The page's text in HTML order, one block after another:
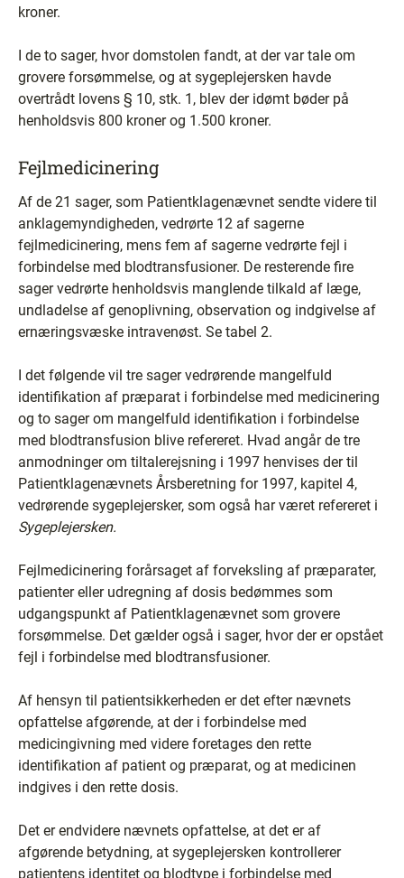
kroner.
I de to sager, hvor domstolen fandt, at der var tale om
grovere forsømmelse, og at sygeplejersken havde
overtrådt lovens § 10, stk. 1, blev der idømt bøder på
henholdsvis 800 kroner og 1.500 kroner.
Fejlmedicinering
Af de 21 sager, som Patientklagenævnet sendte videre til
anklagemyndigheden, vedrørte 12 af sagerne
fejlmedicinering, mens fem af sagerne vedrørte fejl i
forbindelse med blodtransfusioner. De resterende fire
sager vedrørte henholdsvis manglende tilkald af læge,
undladelse af genoplivning, observation og indgivelse af
ernæringsvæske intravenøst. Se tabel 2.
I det følgende vil tre sager vedrørende mangelfuld
identifikation af præparat i forbindelse med medicinering
og to sager om mangelfuld identifikation i forbindelse
med blodtransfusion blive refereret. Hvad angår de tre
anmodninger om tiltalerejsning i 1997 henvises der til
Patientklagenævnets Årsberetning for 1997, kapitel 4,
vedrørende sygeplejersker, som også har været refereret i
Sygeplejersken.
Fejlmedicinering forårsaget af forveksling af præparater,
patienter eller udregning af dosis bedømmes som
udgangspunkt af Patientklagenævnet som grovere
forsømmelse. Det gælder også i sager, hvor der er opstået
fejl i forbindelse med blodtransfusioner.
Af hensyn til patientsikkerheden er det efter nævnets
opfattelse afgørende, at der i forbindelse med
medicingivning med videre foretages den rette
identifikation af patient og præparat, og at medicinen
indgives i den rette dosis.
Det er endvidere nævnets opfattelse, at det er af
afgørende betydning, at sygeplejersken kontrollerer
patientens identitet og blodtype i forbindelse med